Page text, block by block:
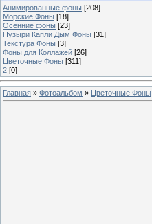
Анимированные фоны [208]
Морские Фоны [18]
Осенние фоны [23]
Пузыри Капли Дым Фоны [31]
Текстура Фоны [3]
Фоны для Коллажей [26]
Цветочные Фоны [311]
2 [0]
Главная » Фотоальбом » Цветочные Фоны